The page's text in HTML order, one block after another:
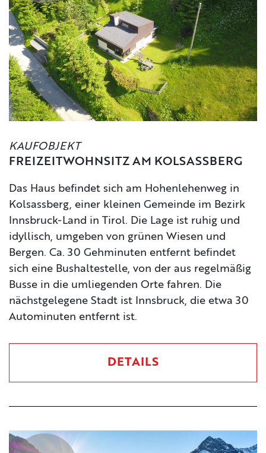
KAUFOBJEKT
FREIZEITWOHNSITZ AM KOLSASSBERG
Das Haus befindet sich am Hohenlehenweg in
Kolsassberg, einer kleinen Gemeinde im Bezirk
Innsbruck-Land in Tirol. Die Lage ist ruhig und
idyllisch, umgeben von grünen Wiesen und
Bergen. Ca. 30 Gehminuten entfernt befindet
sich eine Bushaltestelle, von der aus regelmäßig
Busse in die umliegenden Orte fahren. Die
nächstgelegene Stadt ist Innsbruck, die etwa 30
Autominuten entfernt ist.
DETAILS